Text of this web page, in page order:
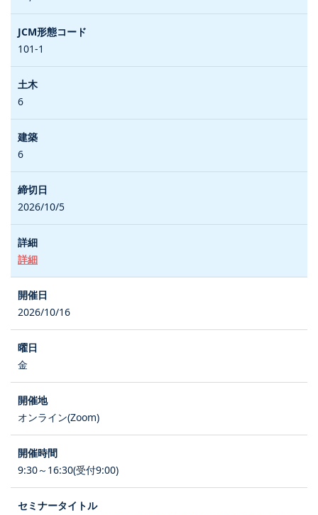
101-1
6
6
2026/10/5
詳細
2026/10/16
金
オンライン(Zoom)
9:30～16:30(受付9:00)